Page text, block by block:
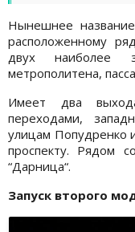
Нынешнее
расположенному
двух наиболее
метрополитена,
Имеет два
переходами,
улицам Попудренко
проспекту. Рядом
“Дарница“.
Запуск второго